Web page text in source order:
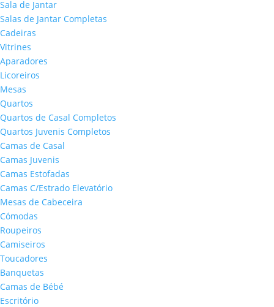
Sala de Jantar
Salas de Jantar Completas
Cadeiras
Vitrines
Aparadores
Licoreiros
Mesas
Quartos
Quartos de Casal Completos
Quartos Juvenis Completos
Camas de Casal
Camas Juvenis
Camas Estofadas
Camas C/Estrado Elevatório
Mesas de Cabeceira
Cómodas
Roupeiros
Camiseiros
Toucadores
Banquetas
Camas de Bébé
Escritório